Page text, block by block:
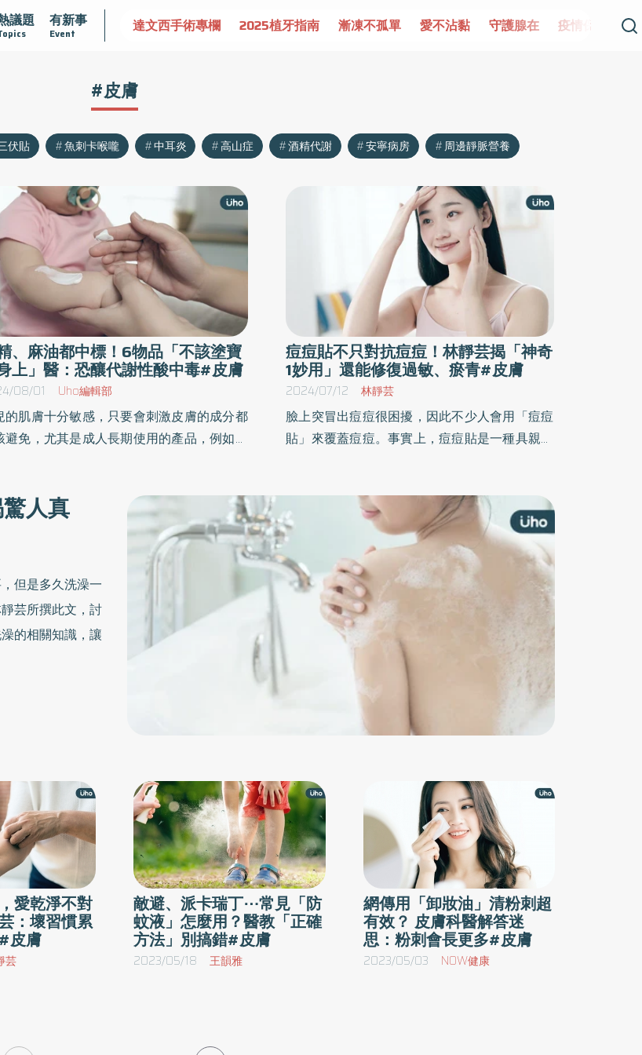
議題 有新事
Event
大 守護骨骼健康 達文西手術專欄 2025植牙指南 漸凍不孤單 愛不沾黏 守護腺在 疫情保衛戰
#皮膚
伏貼 魚刺卡喉嚨 中耳炎 高山症 酒精代謝 安寧病房 周邊靜脈營養
、麻油都中標！6物品「不該塗寶
上」醫：恐釀代謝性酸中毒#皮膚
08/01 Uho編輯部
的肌膚十分敏感，只要會刺激皮膚的成分都
避免，尤其是成人長期使用的產品，例如濕
網》特摘兒科醫師傑登所撰此文，分享「不
寶寶身上」 的6種物品，快來看看你平常用
有沒有上榜吧！
痘痘貼不只對抗痘痘！林靜芸揭「神奇
1妙用」還能修復過敏、瘀青#皮膚
2024/07/12 林靜芸
臉上突冒出痘痘很困擾，因此不少人會用「痘痘
貼」來覆蓋痘痘。事實上，痘痘貼是一種具親水
絕外部髒污，避免傷口感染。《優活健康網》特
摘整形外科名醫林靜芸所撰此文，分享痘痘貼的
原理與使用方法。
人真
但是多久洗澡一
芸所撰此文，討
的相關知識，讓
愛乾淨不對
：壞習慣累
皮膚
芸
敵避、派卡瑞丁⋯常見「防
蚊液」怎麼用？醫教「正確
方法」別搞錯#皮膚
2023/05/18 王韻雅
網傳用「卸妝油」清粉刺超
有效？ 皮膚科醫解答迷
思：粉刺會長更多#皮膚
2023/05/03 NOW健康